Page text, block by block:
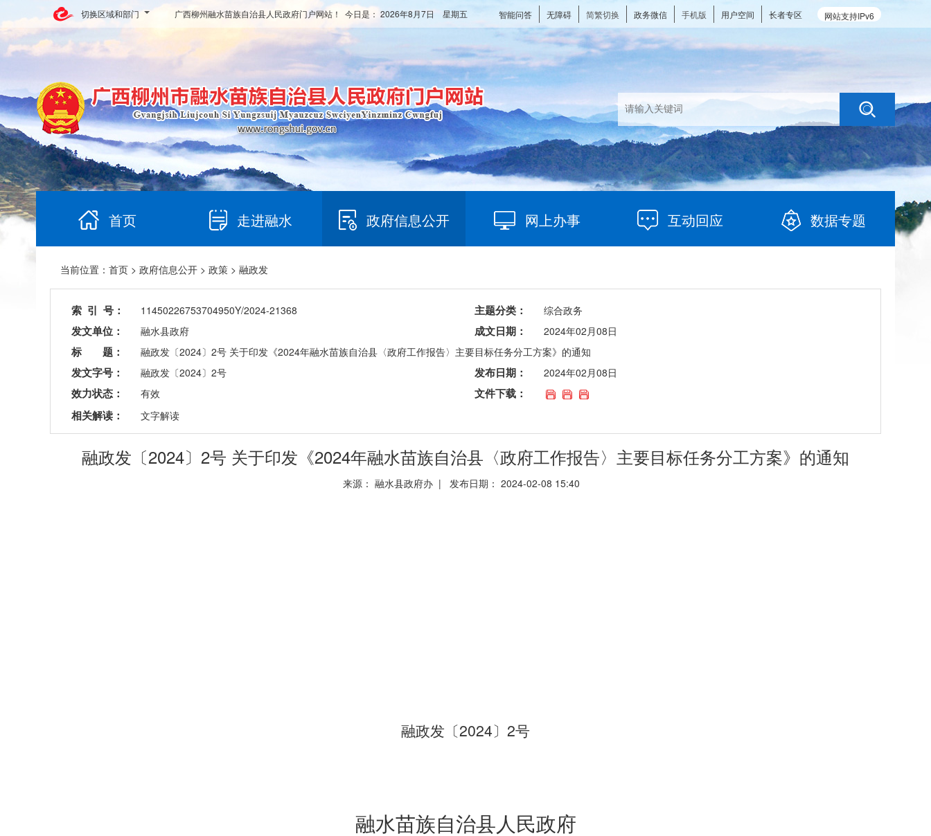
切换区域和部门 网站支持IPv6
智能问答 无障碍 简繁切换 政务微信 手机版 用户空间 长者专区
广西柳州融水苗族自治县人民政府门户网站！ 今日是： 2026年8月7日 星期五
首页 走进融水 政府信息公开 网上办事 互动回应 数据专题
当前位置： 首页 > 政府信息公开 > 政策 > 融政发
索 引 号： 11450226753704950Y/2024-21368 主题分类： 综合政务
发文单位： 融水县政府 成文日期： 2024年02月08日
标 题： 融政发〔2024〕2号 关于印发《2024年融水苗族自治县〈政府工作报告〉主要目标任务分工方案》的通知
发文字号： 融政发〔2024〕2号 发布日期： 2024年02月08日
效力状态： 有效
文件下载：
相关解读：
文字解读
融政发〔2024〕2号 关于印发《2024年融水苗族自治县〈政府工作报告〉主要目标任务分工方案》的通知
来源： 融水县政府办 | 发布日期： 2024-02-08 15:40
融政发〔2024〕 2号
融水苗族自治县人民政府